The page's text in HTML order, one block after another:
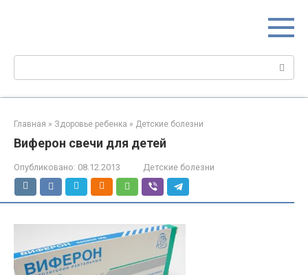
Поиск:
Главная » Здоровье ребенка » Детские болезни
Виферон свечи для детей
Опубликовано: 08.12.2013 Детские болезни